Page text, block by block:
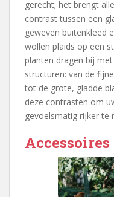
gerecht; het brengt
contrast tussen een
geweven buitenkleed
wollen plaids op een
planten dragen bij
structuren: van de
tot de grote, gladde
deze contrasten om
gevoelsmatig rijker te